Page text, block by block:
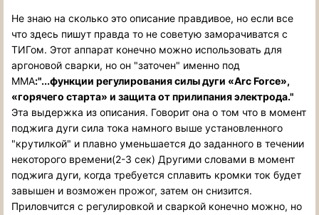
Не знаю на сколько это описание правдивое, но если все
что здесь пишут правда то не советую заморачиватся с
ТИГом. Этот аппарат конечно можно использовать для
аргоновой сварки, но он "заточен" именно под
ММА:"...функции регулирования силы дуги «Arc Force»,
«горячего старта» и защита от прилипания электрода."
Эта выдержка из описания. Говорит она о том что в момент
поджига дуги сила тока намного выше установленного
"крутилкой" и плавно уменьшается до заданного в течении
некоторого времени(2-3 сек) Другими словами в момент
поджига дуги, когда требуется сплавить кромки ток будет
завышен и возможен прожог, затем он снизится.
Приловчится с регулировкой и сваркой конечно можно, но